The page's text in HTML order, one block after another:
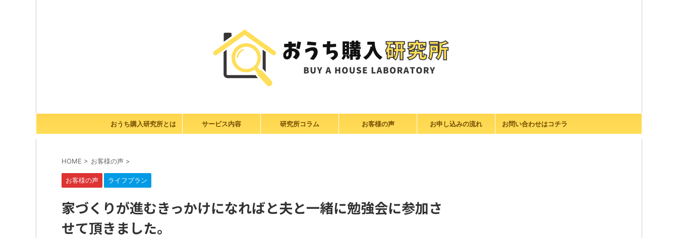
おうち購入研究所とは サービス内容 研究所コラム お客様の声 お申し込みの流れ お問い合わせはコチラ
HOME > お客様の声 >
お客様の声 ライフプラン
家づくりが進むきっかけになればと夫と一緒に勉強会に参加さ
せて頂きました。